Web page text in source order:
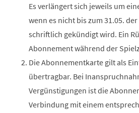
Es verlängert sich jeweils um
wenn es nicht bis zum 31.05.
schriftlich gekündigt wird. Ein
Abonnement während der
Die Abonnementkarte gilt als
übertragbar. Bei
Vergünstigungen ist die
Verbindung mit einem